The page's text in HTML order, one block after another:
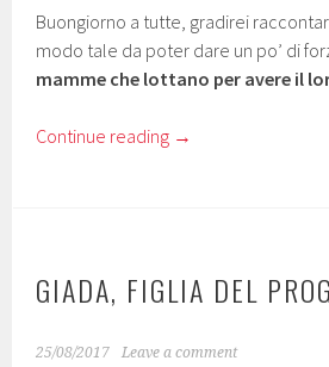
Buongiorno a tutte, gradirei
modo tale da poter dare un po’ di
mamme che lottano per avere il
Continue reading →
GIADA, FIGLIA DEL
25/08/2017 Leave a comment